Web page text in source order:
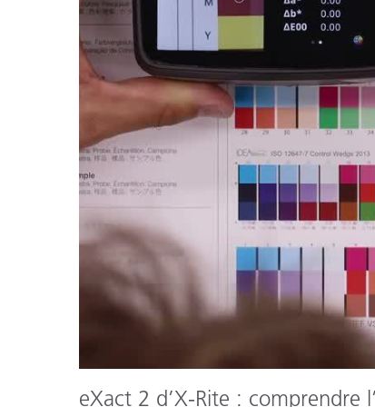
eXact 2 d’X-Rite : comprendre